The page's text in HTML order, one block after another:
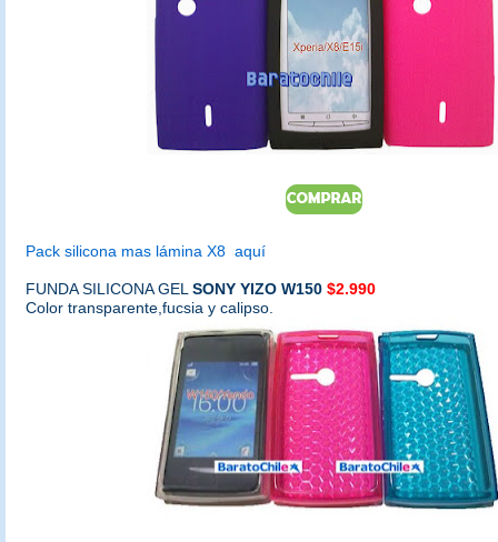
Pack silicona mas lámina X8 aquí
FUNDA SILICONA GEL SONY YIZO W150 $2.990
Color transparente,fucsia y calipso.